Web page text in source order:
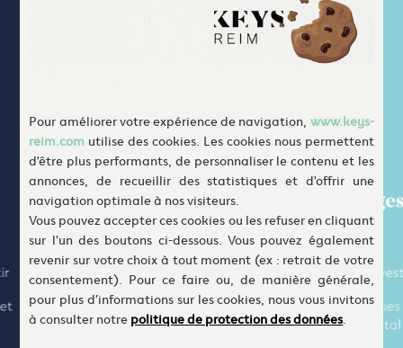
Pour améliorer votre expérience de navigation, www.keys-
reim.com utilise des cookies. Les cookies nous permettent
d'être plus performants, de personnaliser le contenu et les
annonces, de recueillir des statistiques et d'offrir une
navigation optimale à nos visiteurs.
Vous pouvez accepter ces cookies ou les refuser en cliquant
sur l’un des boutons ci-dessous. Vous pouvez également
revenir sur votre choix à tout moment (ex : retrait de votre
consentement). Pour ce faire ou, de manière générale,
pour plus d’informations sur les cookies, nous vous invitons
à consulter notrepolitique de protection des données.